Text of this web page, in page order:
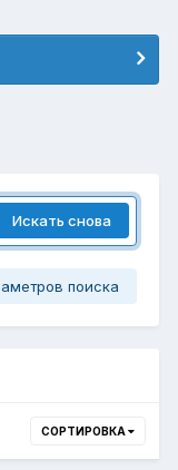
Искать снова
поиска
СОРТИРОВКА